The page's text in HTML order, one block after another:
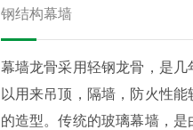
钢结构幕墙
幕墙龙骨采用轻钢龙骨，是
以用来吊顶，隔墙，防火性
的造型。传统的玻璃幕墙，